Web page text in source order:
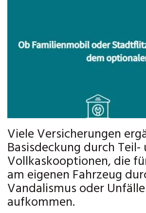
Viele Versicherungen
Basisdeckung durch Teil-
Vollkaskooptionen, die
am eigenen Fahrzeug
Vandalismus oder Unfälle
aufkommen.